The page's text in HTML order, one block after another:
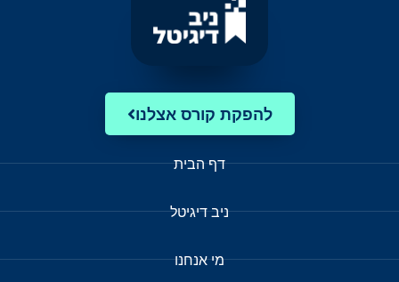
להפקת קורס אצלנו
דף הבית
ניב דיגיטל
מי אנחנו